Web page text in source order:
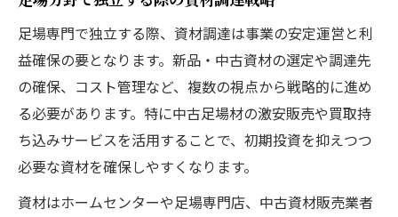
資材調達の戦略が収入を左右する理由
足場専門で収入を伸ばす資材調達の基礎
中古足場セット活用によるコスト最適化
足場資材販売店との取引で得られる利点
足場専門の資材調達ルート選びの重要性
資材調達戦略が足場事業の利益に直結する
足場専門で独立する際、資材調達は事業の安定運営と利
益確保の要となります。新品・中古資材の選定や調達先
の確保、コスト管理など、複数の視点から戦略的に進め
る必要があります。特に中古足場材の激安販売や買取持
ち込みサービスを活用することで、初期投資を抑えつつ
必要な資材を確保しやすくなります。
資材はホームセンターや足場専門店、中古資材販売業者